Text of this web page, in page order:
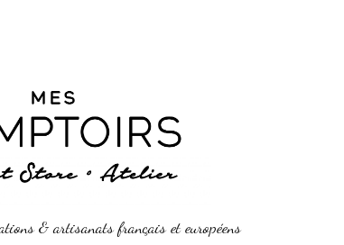
& artisanats français et européens